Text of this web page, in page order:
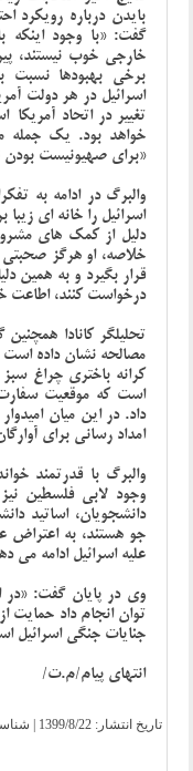
بایدن درباره رویکرد
گفت: «با وجود
خارجی خوب نیستند،
برخی بهبودها نسبت
اسرائیل در هر دولت
تغییر در اتحاد
خواهد بود. یک جمله
«برای صهیونیست بودن
والبرگ در ادامه به
اسرائیل را خانه ای
دلیل از کمک های
خلاصه، او هرگز
قرار بگیرد و به همین
درخواست کنند، اطاعت
تحلیلگر کانادا
مصالحه نشان داده
کرانه باختری چراغ
است که موقعیت سفارت
داد. در این میان
امداد رسانی برای
والبرگ با قدرتمند
وجود لابی فلسطین
دانشجویان، اساتید
جو هستند، به اعتراض
علیه اسرائیل ادامه می
وی در پایان گفت:
توان انجام داد حمایت
جنایات جنگی اسرائیل
انتهای پیام/م.ت/
تاریخ انتشار: 1399/8/22
|